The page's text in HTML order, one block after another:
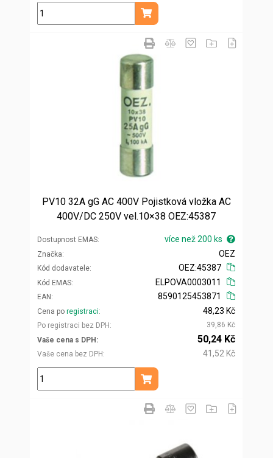
ks
Přidat do košíku
PV10 32A gG AC 400V Pojistková vložka AC
400V/DC 250V vel.10×38 OEZ:45387
Dostupnost EMAS více než 200 ks
Značka
Kód dodavatele
OEZ
OEZ:45387
Kód EMAS
EAN
ELPOVA0003011
8590125453871
Cena po registraci
Po registraci bez DPH
48,23 Kč
39,86 Kč
Vaše cena s DPH
Vaše cena bez DPH
50,24 Kč
41,52 Kč
ks
Přidat do košíku